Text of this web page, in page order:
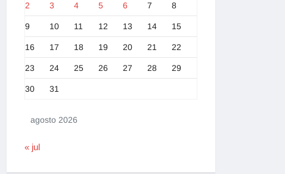
agosto 2026
2 3 4 5 6 7 8
9 10 11 12 13 14 15
16 17 18 19 20 21 22
23 24 25 26 27 28 29
30 31
« jul